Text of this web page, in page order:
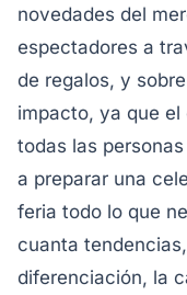
novedades del
espectadores a
de regalos, y
impacto, ya que
todas las
a preparar una
feria todo lo que
cuanta
diferenciación, la